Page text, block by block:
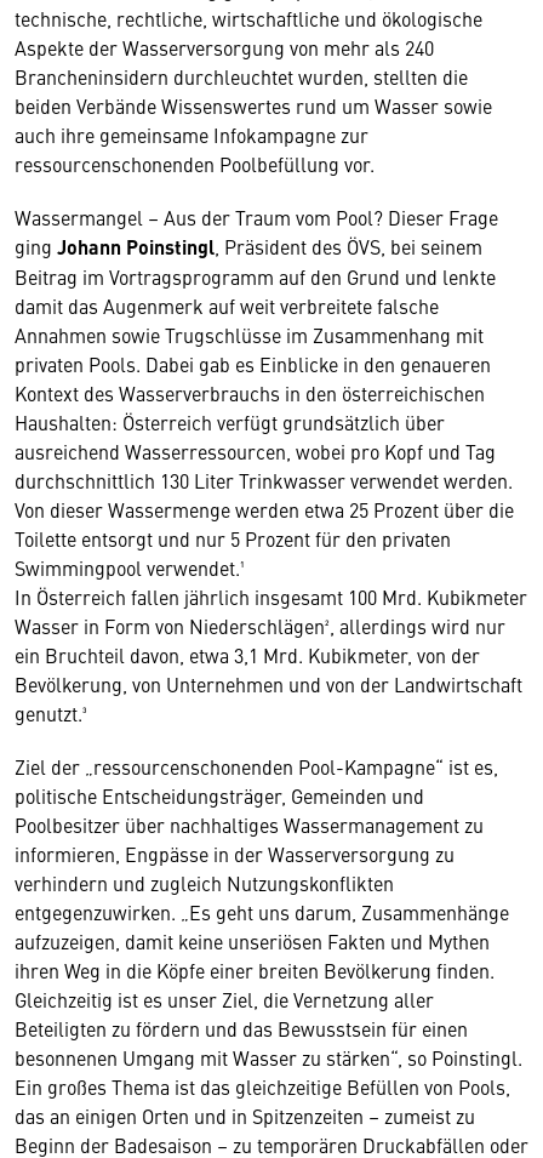
technische, rechtliche, wirtschaftliche und ökologische
Aspekte der Wasserversorgung von mehr als 240
Brancheninsidern durchleuchtet wurden, stellten die
beiden Verbände Wissenswertes rund um Wasser sowie
auch ihre gemeinsame Infokampagne zur
ressourcenschonenden Poolbefüllung vor.
Wassermangel – Aus der Traum vom Pool? Dieser Frage
ging Johann Poinstingl , Präsident des ÖVS, bei seinem
Beitrag im Vortragsprogramm auf den Grund und lenkte
damit das Augenmerk auf weit verbreitete falsche
Annahmen sowie Trugschlüsse im Zusammenhang mit
privaten Pools. Dabei gab es Einblicke in den genaueren
Kontext des Wasserverbrauchs in den österreichischen
Haushalten: Österreich verfügt grundsätzlich über
ausreichend Wasserressourcen, wobei pro Kopf und Tag
durchschnittlich 130 Liter Trinkwasser verwendet werden.
Von dieser Wassermenge werden etwa 25 Prozent über die
Toilette entsorgt und nur 5 Prozent für den privaten
Swimmingpool verwendet.¹
In Österreich fallen jährlich insgesamt 100 Mrd. Kubikmeter
Wasser in Form von Niederschlägen², allerdings wird nur
ein Bruchteil davon, etwa 3,1 Mrd. Kubikmeter, von der
Bevölkerung, von Unternehmen und von der Landwirtschaft
genutzt.³
Ziel der „ressourcenschonenden Pool-Kampagne“ ist es,
politische Entscheidungsträger, Gemeinden und
Poolbesitzer über nachhaltiges Wassermanagement zu
informieren, Engpässe in der Wasserversorgung zu
verhindern und zugleich Nutzungskonflikten
entgegenzuwirken. „Es geht uns darum, Zusammenhänge
aufzuzeigen, damit keine unseriösen Fakten und Mythen
ihren Weg in die Köpfe einer breiten Bevölkerung finden.
Gleichzeitig ist es unser Ziel, die Vernetzung aller
Beteiligten zu fördern und das Bewusstsein für einen
besonnenen Umgang mit Wasser zu stärken“, so Poinstingl.
Ein großes Thema ist das gleichzeitige Befüllen von Pools,
das an einigen Orten und in Spitzenzeiten – zumeist zu
Beginn der Badesaison – zu temporären Druckabfällen oder